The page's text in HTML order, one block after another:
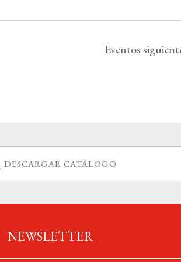
Eventos
DESCARGAR CATÁLOGO
NEWSLETTER